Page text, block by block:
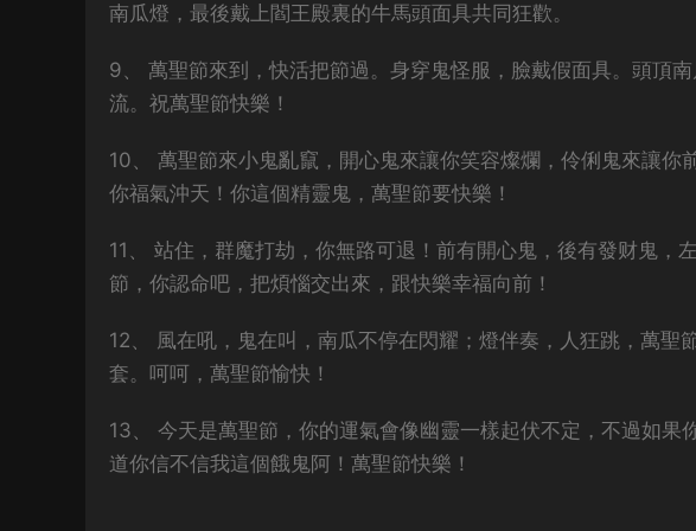
南瓜燈，最後戴上閻王殿裏的牛馬頭面具共同狂歡。
9、 萬聖節來到，快活把節過。身穿鬼怪服，臉戴假面具。頭頂
流。祝萬聖節快樂！
10、 萬聖節來小鬼亂竄，開心鬼來讓你笑容燦爛，伶俐鬼來讓你
你福氣沖天！你這個精靈鬼，萬聖節要快樂！
11、 站住，群魔打劫，你無路可退！前有開心鬼，後有發财鬼，
節，你認命吧，把煩惱交出來，跟快樂幸福向前！
12、 風在吼，鬼在叫，南瓜不停在閃耀；燈伴奏，人狂跳，萬聖
套。呵呵，萬聖節愉快！
13、 今天是萬聖節，你的運氣會像幽靈一樣起伏不定，不過如果
道你信不信我這個餓鬼阿！萬聖節快樂！